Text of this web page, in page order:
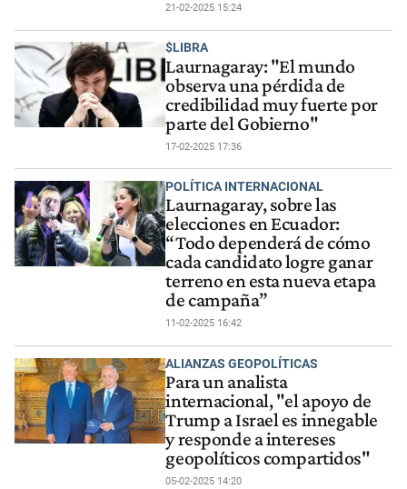
21-02-2025 15:24
$LIBRA
Laurnagaray: "El mundo
observa una pérdida de
credibilidad muy fuerte por
parte del Gobierno"
17-02-2025 17:36
POLÍTICA INTERNACIONAL
Laurnagaray, sobre las
elecciones en Ecuador:
“Todo dependerá de cómo
cada candidato logre ganar
terreno en esta nueva etapa
de campaña”
11-02-2025 16:42
ALIANZAS GEOPOLÍTICAS
Para un analista
internacional, "el apoyo de
Trump a Israel es innegable
y responde a intereses
geopolíticos compartidos"
05-02-2025 14:20